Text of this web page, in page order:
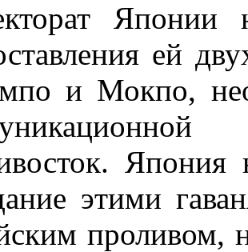
ей
и Мокпо,
Япония
этими
проливом,